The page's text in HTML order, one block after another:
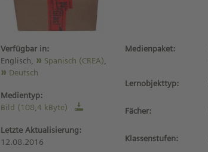
Verfügbar in:
Englisch,
Spanisch (CREA)
Deutsch
Medientyp:
Bild (108,4 kByte)
Letzte Aktualisierung:
12.08.2016
Medienpaket:
Lernobjekttyp:
Fächer:
Klassenstufen: